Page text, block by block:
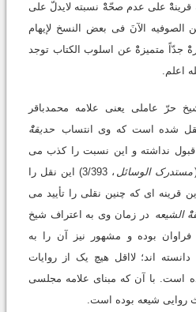
علی عدم صحّهْْ نسبته لایدلّ علی
الصوفیه الآنَ فی بعض النسخ لإیهام
جدّاً متمیزهْْ عن اسلوب الکتاب توجد
اعلم.
حرّ عاملی یعنی علامه محمدباقر
شده است که وی انتساب
حدیقهْْ
قبول نداشته و این نسبت را کذب می
مستدرک الوسائل
، 3/393) این نقل را
قرینه ای که چنین نقلی را تأیید می
الشیعه در زمان وی به اعتراف شیخ
بوده و مشهور نیز آن را به
اند؛ لااقل هیچ یک از روایات
است. با آن که مبنای علامه مجلسی
روایی شیعه بوده است.